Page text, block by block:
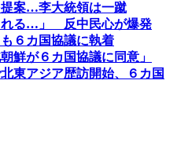
案…李大統領は一蹴
れる…」 反中民心が爆発
６カ国協議に執着
鮮が６カ国協議に同意」
東アジア歴訪開始、６カ国